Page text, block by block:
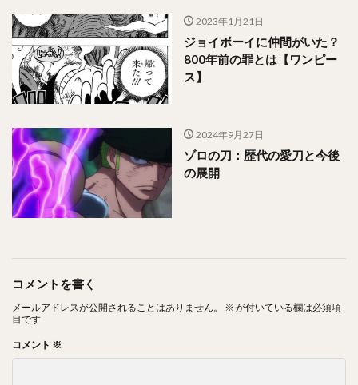
2023年1月21日
ジョイボーイに仲間がいた？
800年前の罪とは【ワンピー
ス】
2024年9月27日
ゾロの刀：歴代の愛刀と今後
の展開
コメントを書く
メールアドレスが公開されることはありません。 ※ が付いている欄は必須項
目です
コメント ※